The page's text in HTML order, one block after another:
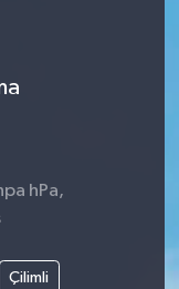
hPa,
Çilimli